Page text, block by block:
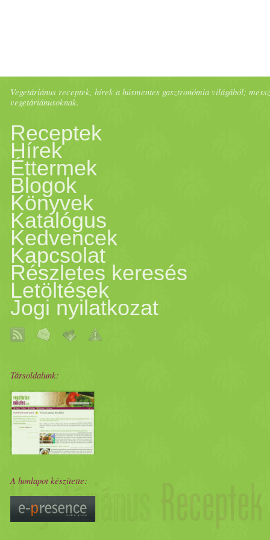
Vegetáriánus receptek, hírek a húsmentes gasztronómia világából;
vegetáriánusoknak.
Receptek
Hírek
Éttermek
Blogok
Könyvek
Katalógus
Kedvencek
Kapcsolat
Részletes keresés
Letöltések
Jogi nyilatkozat
Társoldalunk:
A honlapot készítette: